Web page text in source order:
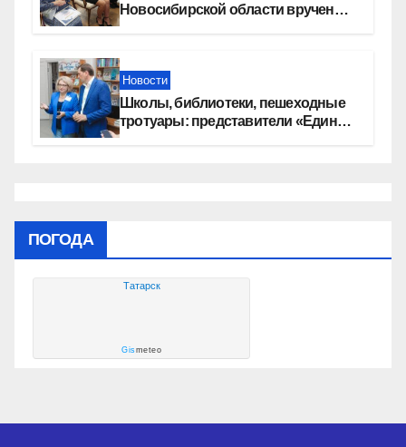
Новосибирской области вручены
Новости
Школы, библиотеки, пешеходные
тротуары: представители «Единой
ПОГОДА
Татарск
Gismeteo